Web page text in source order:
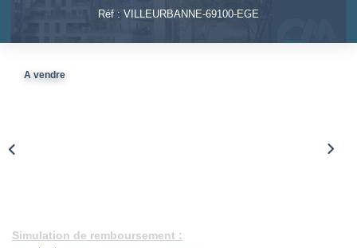
Réf : VILLEURBANNE-69100-EGE
A vendre
Simulation de remboursement :